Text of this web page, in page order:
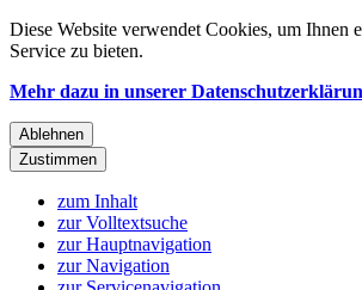
Diese Website verwendet Cookies, um Ihnen
Service zu bieten.
Mehr dazu in unserer
Ablehnen
Zustimmen
zum Inhalt
zur Volltextsuche
zur Hauptnavigation
zur Navigation